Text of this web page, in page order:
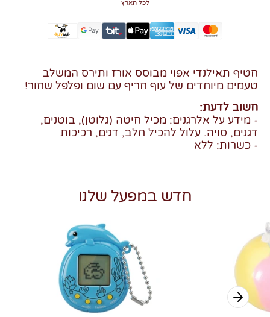
לכל הארץ
חטיף תאילנדי אפוי מבוסס אורז ותירס המשלב
טעמים מיוחדים של עוף חריף עם שום ופלפל שחור!
חשוב לדעת:
- מידע על אלרגנים: מכיל חיטה (גלוטן), בוטנים,
דגנים, סויה. עלול להכיל חלב, דגים, רכיכות
- כשרות: ללא
חדש במפעל שלנו